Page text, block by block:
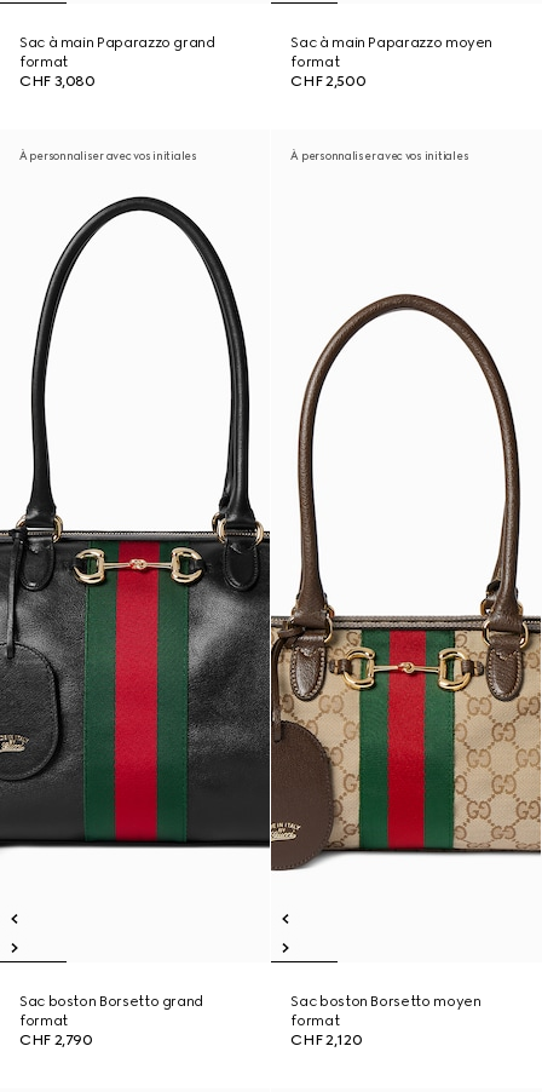
Sac à main Paparazzo grand
format
CHF 3,080
Sac à main Paparazzo moyen
format
CHF 2,500
À personnaliser avec vos initiales
Sac boston Borsetto grand
format
CHF 2,790
À personnaliser avec vos initiales
Sac boston Borsetto moyen
format
CHF 2,120